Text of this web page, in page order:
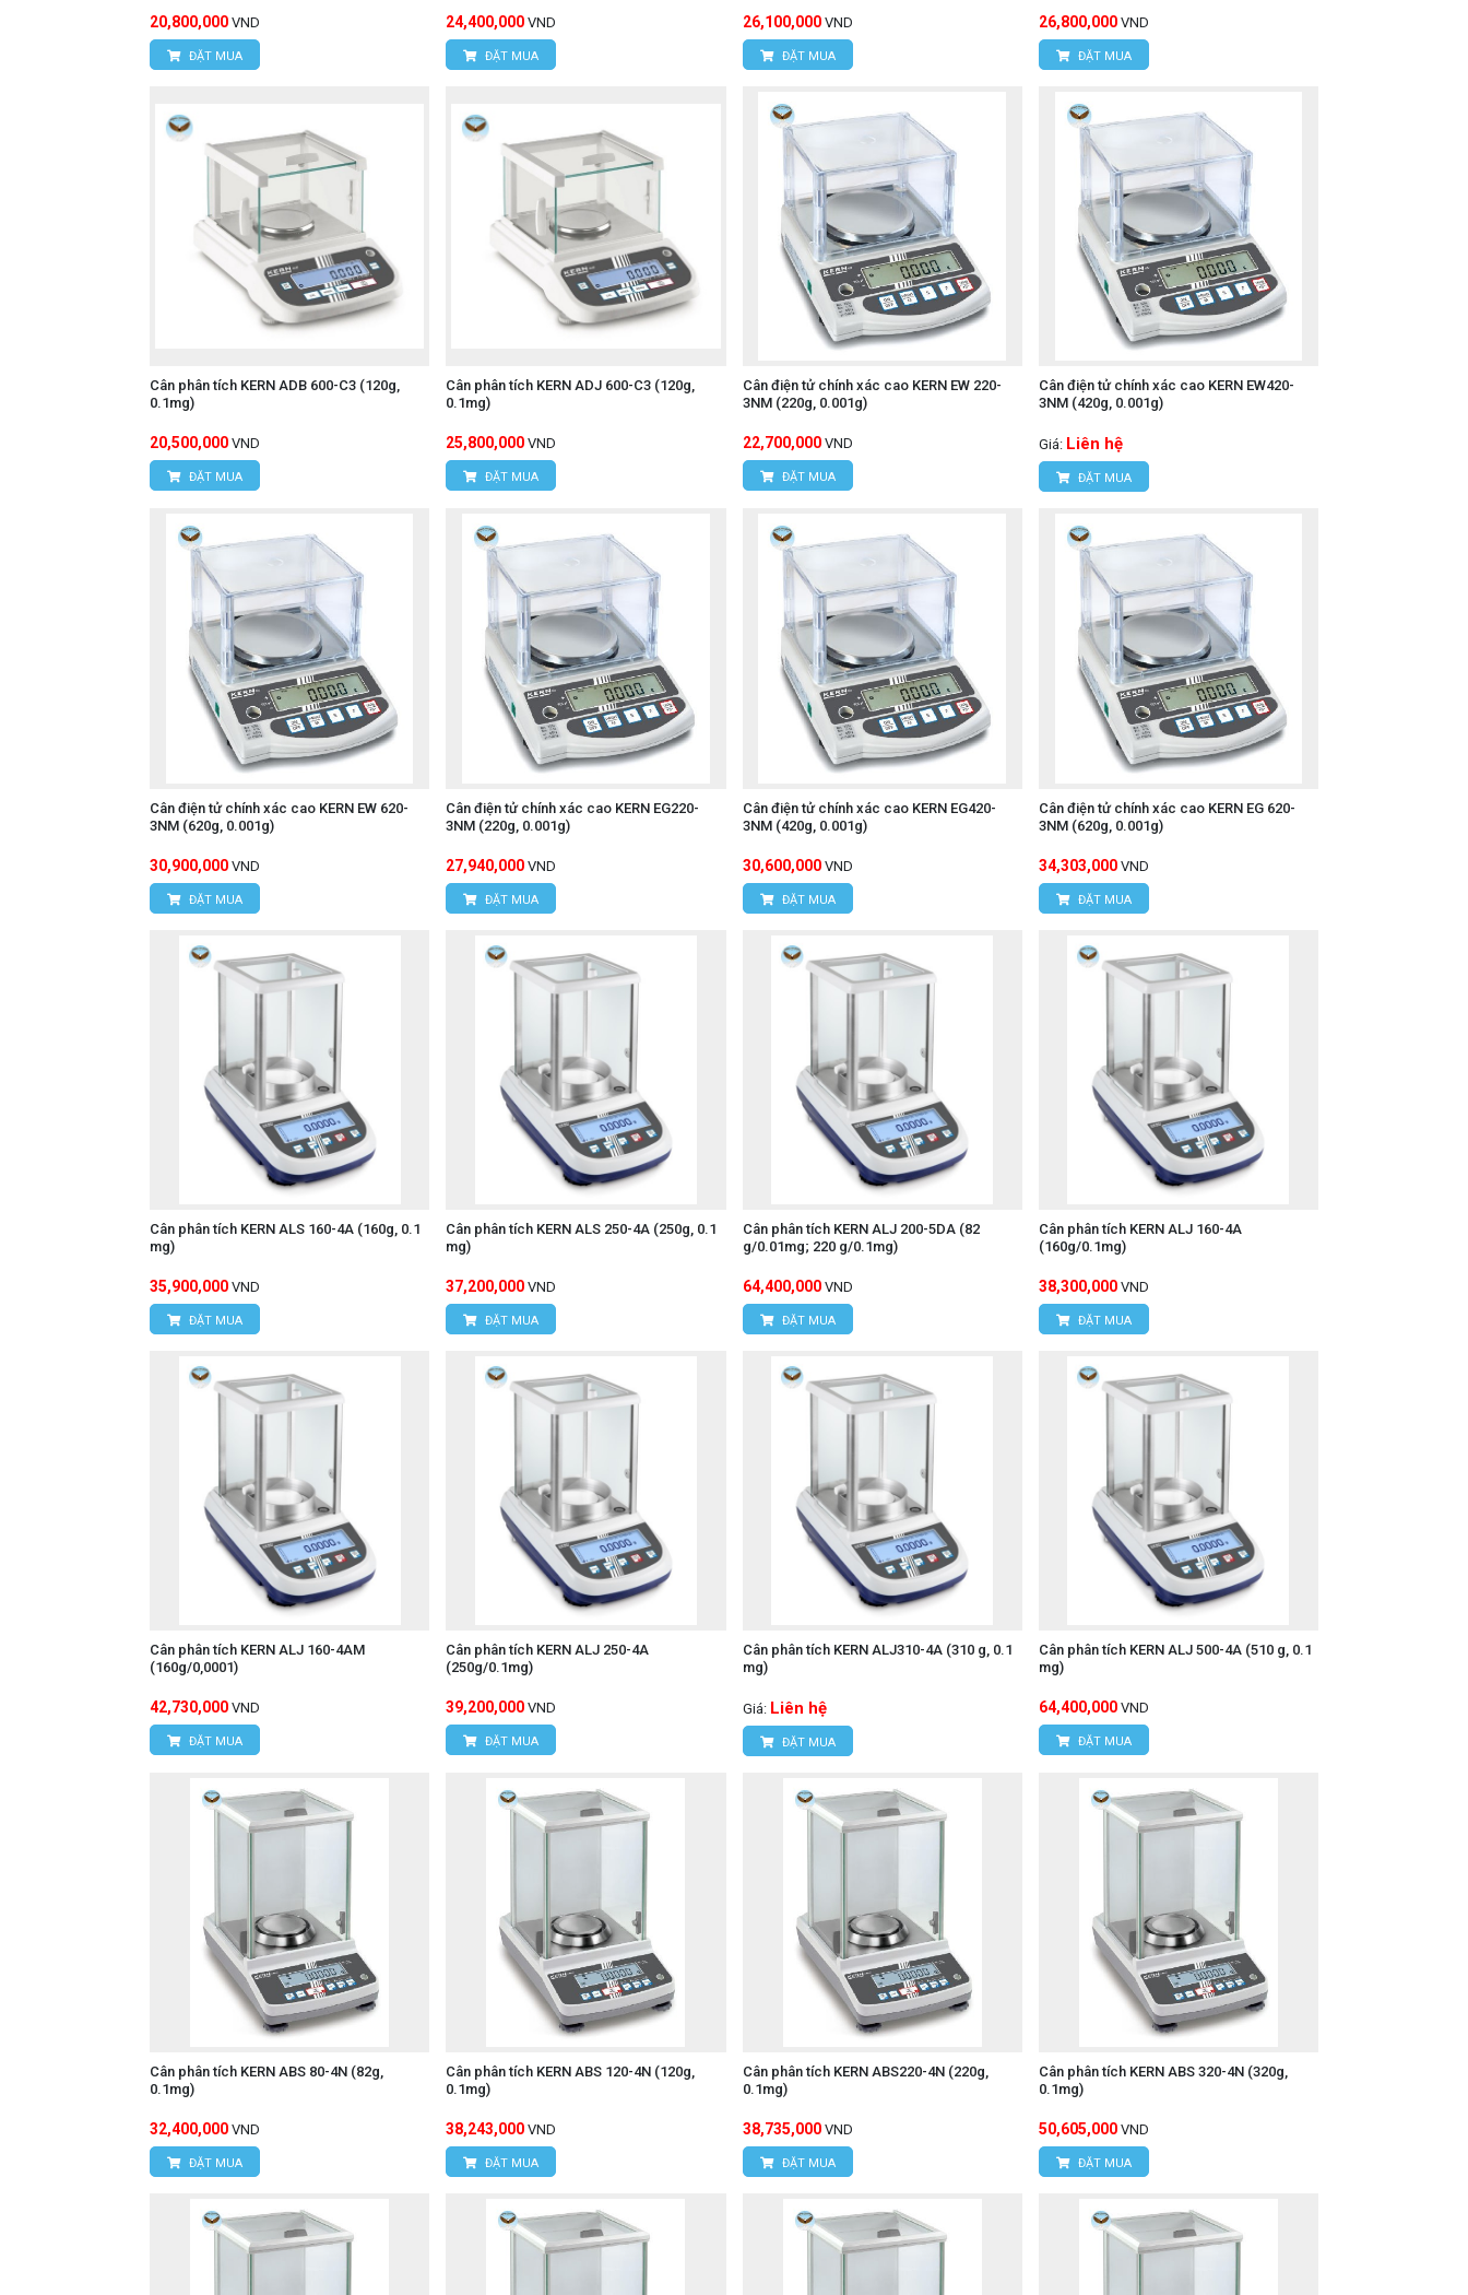
20,800,000 VND
ĐẶT MUA
24,400,000 VND
ĐẶT MUA
26,100,000 VND
ĐẶT MUA
26,800,000 VND
ĐẶT MUA
Cân phân tích KERN ADB 600-C3 (120g,
0.1mg)
20,500,000 VND
ĐẶT MUA
Cân phân tích KERN ADJ 600-C3 (120g,
0.1mg)
25,800,000 VND
ĐẶT MUA
Cân điện tử chính xác cao KERN EW 220-
3NM (220g, 0.001g)
22,700,000 VND
ĐẶT MUA
Cân điện tử chính xác cao KERN EW420-
3NM (420g, 0.001g)
Giá: Liên hệ
ĐẶT MUA
Cân điện tử chính xác cao KERN EW 620-
3NM (620g, 0.001g)
30,900,000 VND
ĐẶT MUA
Cân điện tử chính xác cao KERN EG220-
3NM (220g, 0.001g)
27,940,000 VND
ĐẶT MUA
Cân điện tử chính xác cao KERN EG420-
3NM (420g, 0.001g)
30,600,000 VND
ĐẶT MUA
Cân điện tử chính xác cao KERN EG 620-
3NM (620g, 0.001g)
34,303,000 VND
ĐẶT MUA
Cân phân tích KERN ALS 160-4A (160g, 0.1
mg)
35,900,000 VND
ĐẶT MUA
Cân phân tích KERN ALS 250-4A (250g, 0.1
mg)
37,200,000 VND
ĐẶT MUA
Cân phân tích KERN ALJ 200-5DA (82
g/0.01mg; 220 g/0.1mg)
64,400,000 VND
ĐẶT MUA
Cân phân tích KERN ALJ 160-4A
(160g/0.1mg)
38,300,000 VND
ĐẶT MUA
Cân phân tích KERN ALJ 160-4AM
(160g/0,0001)
42,730,000 VND
ĐẶT MUA
Cân phân tích KERN ALJ 250-4A
(250g/0.1mg)
39,200,000 VND
ĐẶT MUA
Cân phân tích KERN ALJ310-4A (310 g, 0.1
mg)
Giá: Liên hệ
ĐẶT MUA
Cân phân tích KERN ALJ 500-4A (510 g, 0.1
mg)
64,400,000 VND
ĐẶT MUA
Cân phân tích KERN ABS 80-4N (82g,
0.1mg)
32,400,000 VND
ĐẶT MUA
Cân phân tích KERN ABS 120-4N (120g,
0.1mg)
38,243,000 VND
ĐẶT MUA
Cân phân tích KERN ABS220-4N (220g,
0.1mg)
38,735,000 VND
ĐẶT MUA
Cân phân tích KERN ABS 320-4N (320g,
0.1mg)
50,605,000 VND
ĐẶT MUA